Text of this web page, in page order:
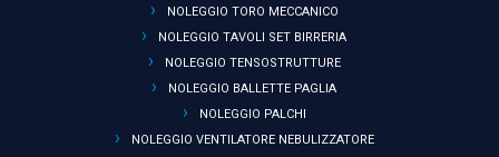
NOLEGGIO TORO MECCANICO
NOLEGGIO TAVOLI SET BIRRERIA
NOLEGGIO TENSOSTRUTTURE
NOLEGGIO BALLETTE PAGLIA
NOLEGGIO PALCHI
NOLEGGIO VENTILATORE NEBULIZZATORE